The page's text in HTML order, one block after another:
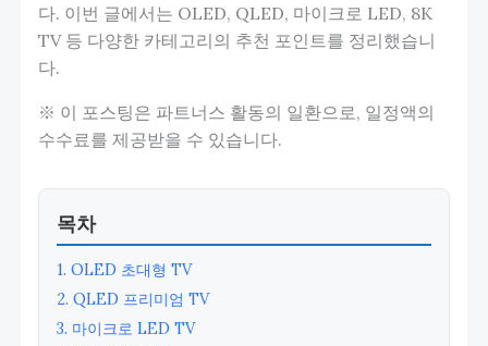
다. 이번 글에서는 OLED, QLED, 마이크로 LED, 8K
TV 등 다양한 카테고리의 추천 포인트를 정리했습니
다.
※ 이 포스팅은 파트너스 활동의 일환으로, 일정액의
수수료를 제공받을 수 있습니다.
목차
1. OLED 초대형 TV
2. QLED 프리미엄 TV
3. 마이크로 LED TV